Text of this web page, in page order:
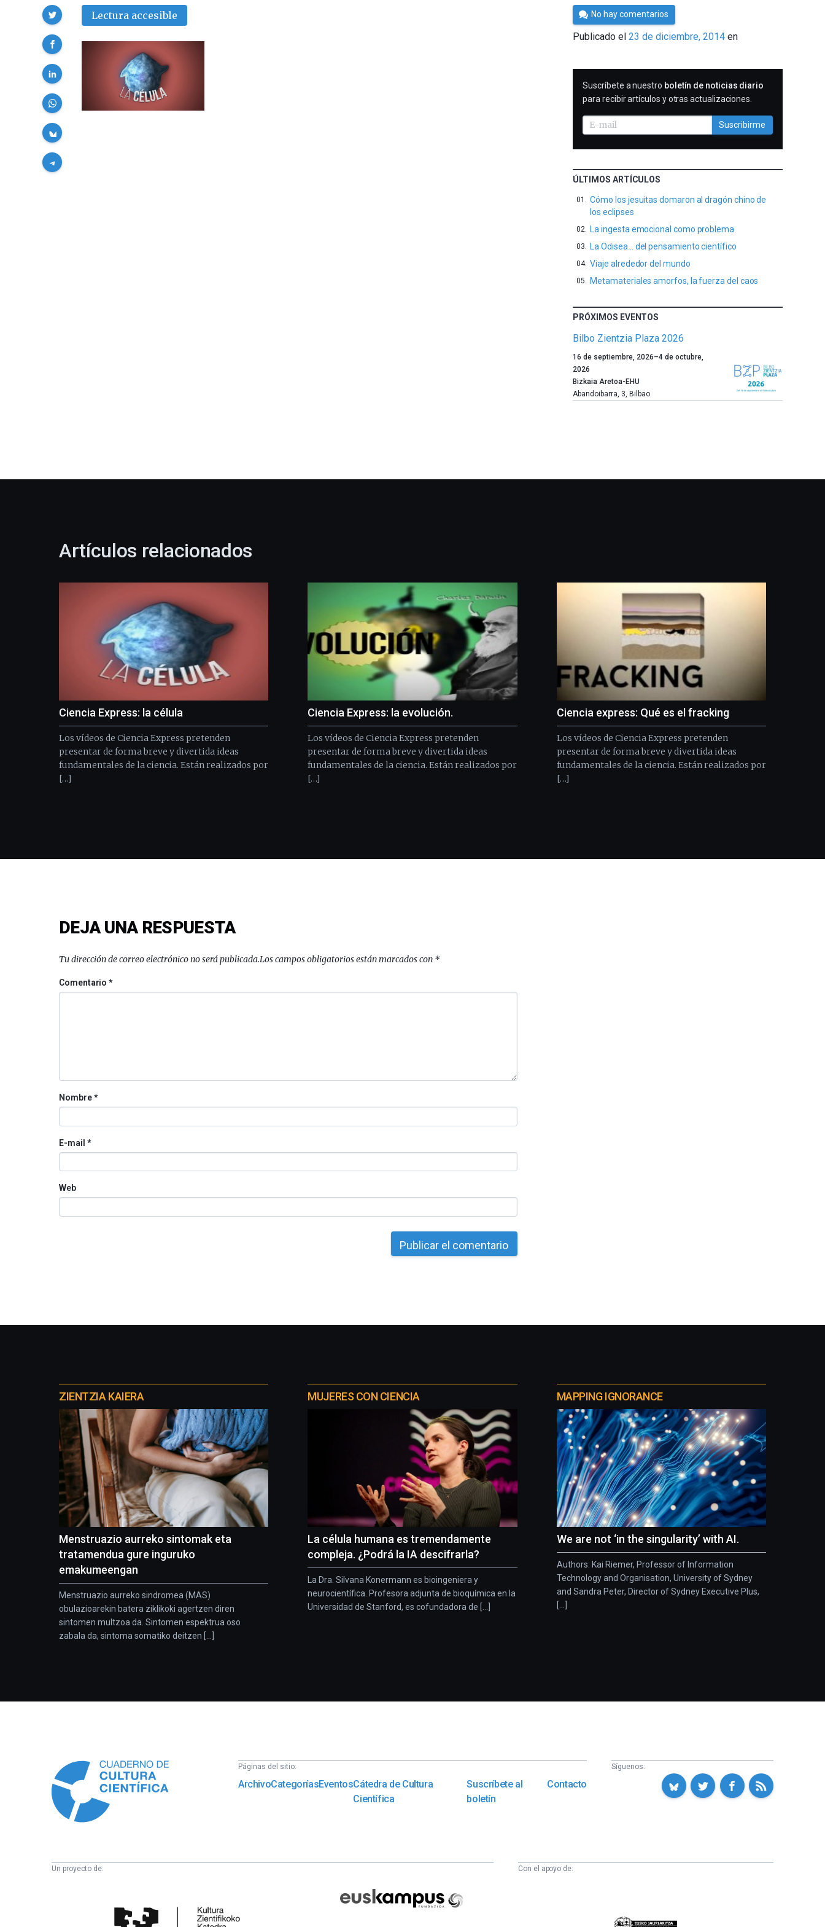
Lectura accesible
Compartir
Por
César
Tomé
No hay comentarios
Publicado el23 de diciembre, 2014 en
SUSCRIBIRME
Suscríbete a nuestro boletín de noticias diario
para recibir artículos y otras actualizaciones.
Suscribirme
ÚLTIMOS ARTÍCULOS
Cómo los jesuitas domaron al dragón chino de
los eclipses
La ingesta emocional como problema
La Odisea… del pensamiento científico
Viaje alrededor del mundo
Metamateriales amorfos, la fuerza del caos
PRÓXIMOS EVENTOS
Bilbo Zientzia Plaza 2026
Un
año
más,
Bilbao
la
la
ciudad
de
monólogos,
exposiciones,
conferencias,
docufórums
y
espectáculos
4
16 de septiembre, 2026–4 de octubre,
2026
Bizkaia Aretoa-EHU
Abandoibarra, 3, Bilbao
Artículos relacionados
Ciencia Express: la célula
Los vídeos de Ciencia Express pretenden
presentar de forma breve y divertida ideas
fundamentales de la ciencia. Están realizados por
[…]
Ciencia Express: la evolución.
Los vídeos de Ciencia Express pretenden
presentar de forma breve y divertida ideas
fundamentales de la ciencia. Están realizados por
[…]
Ciencia express: Qué es el fracking
Los vídeos de Ciencia Express pretenden
presentar de forma breve y divertida ideas
fundamentales de la ciencia. Están realizados por
[…]
DEJA UNA RESPUESTA
Tu dirección de correo electrónico no será publicada.Los campos obligatorios están marcados con *
Comentario*
Nombre*
E-mail *
Web
proyectos
ZIENTZIA KAIERA
Menstruazio aurreko sintomak eta
tratamendua gure inguruko
emakumeengan
Menstruazio aurreko sindromea (MAS)
obulazioarekin batera ziklikoki agertzen diren
sintomen multzoa da. Sintomen espektrua oso
zabala da, sintoma somatiko deitzen [...]
MUJERES CON CIENCIA
La célula humana es tremendamente
compleja. ¿Podrá la IA descifrarla?
La Dra. Silvana Konermann es bioingeniera y
neurocientífica. Profesora adjunta de bioquímica en la
Universidad de Stanford, es cofundadora de [...]
MAPPING IGNORANCE
We are not ‘in the singularity’ with AI.
Authors: Kai Riemer, Professor of Information
Technology and Organisation, University of Sydney
and Sandra Peter, Director of Sydney Executive Plus,
[...]
Páginas del sitio:
ArchivoCategoríasEventosCátedra de Cultura
Científica
Suscríbete al
boletín
Contacto
Síguenos:
Un proyecto de:
Fundazioa
Con el apoyo de:
Eusko